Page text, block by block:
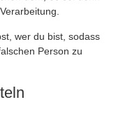
wer du bist, sodass
Person zu